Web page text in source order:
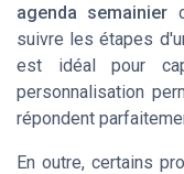
agenda semainier
suivre les étapes
est idéal pour
personnalisation
répondent
En outre, certains